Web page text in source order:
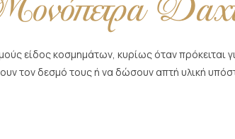
είδος κοσμημάτων, κυρίως όταν πρόκειται
τον δεσμό τους ή να δώσουν απτή υλική